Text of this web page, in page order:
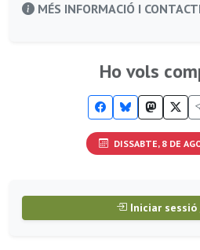
MÉS INFORMACIÓ I
Ho vols
DISSABTE, 8 DE
Iniciar sessió